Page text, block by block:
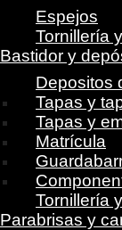
Espejos
Tornillería
Bastidor y
Depositos
Tapas y
Tapas y
Matrícula
Tornillería
Parabrisas y